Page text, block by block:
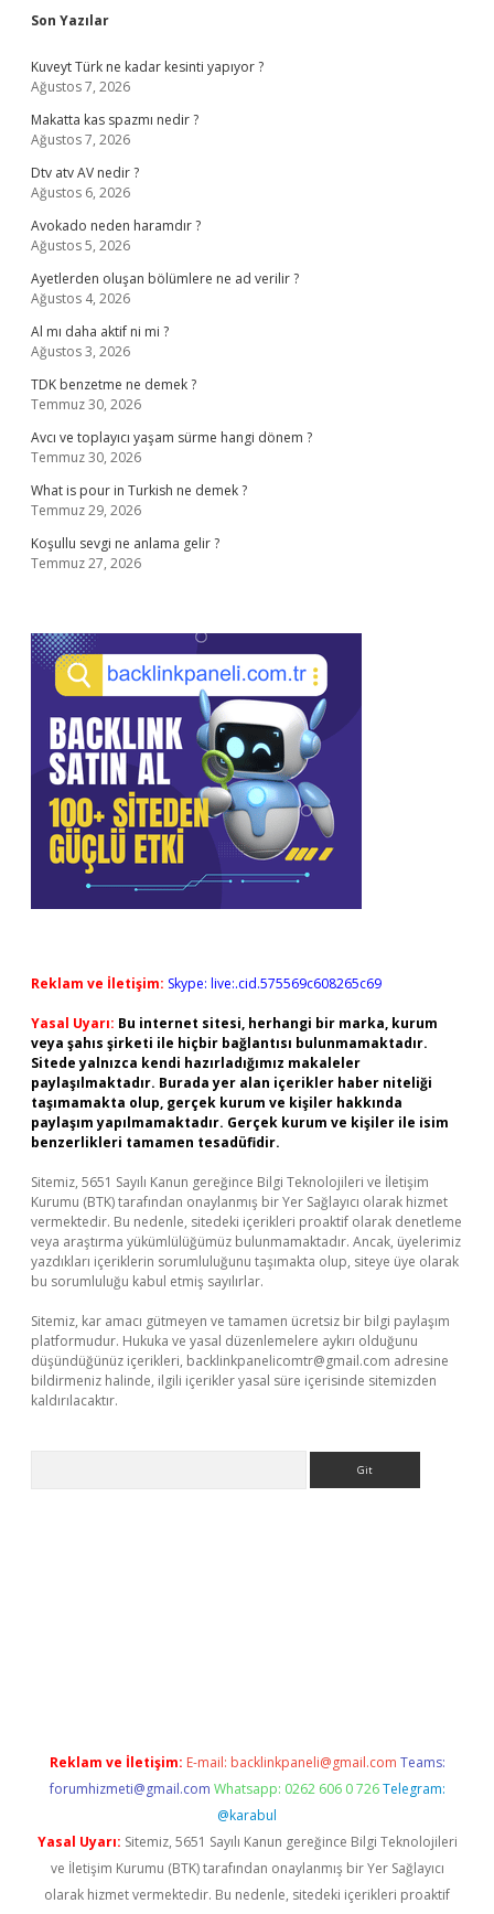
Sidebar
Son Yazılar
Kuveyt Türk ne kadar kesinti yapıyor ?
Ağustos 7, 2026
Makatta kas spazmı nedir ?
Ağustos 7, 2026
Dtv atv AV nedir ?
Ağustos 6, 2026
Avokado neden haramdır ?
Ağustos 5, 2026
Ayetlerden oluşan bölümlere ne ad verilir ?
Ağustos 4, 2026
Al mı daha aktif ni mi ?
Ağustos 3, 2026
TDK benzetme ne demek ?
Temmuz 30, 2026
Avcı ve toplayıcı yaşam sürme hangi dönem ?
Temmuz 30, 2026
What is pour in Turkish ne demek ?
Temmuz 29, 2026
Koşullu sevgi ne anlama gelir ?
Temmuz 27, 2026
Reklam ve İletişim: Skype: live:.cid.575569c608265c69
Yasal Uyarı: Bu internet sitesi, herhangi bir marka, kurum
veya şahıs şirketi ile hiçbir bağlantısı bulunmamaktadır.
Sitede yalnızca kendi hazırladığımız makaleler
paylaşılmaktadır. Burada yer alan içerikler haber niteliği
taşımamakta olup, gerçek kurum ve kişiler hakkında
paylaşım yapılmamaktadır. Gerçek kurum ve kişiler ile isim
benzerlikleri tamamen tesadüfidir.
Sitemiz, 5651 Sayılı Kanun gereğince Bilgi Teknolojileri ve İletişim
Kurumu (BTK) tarafından onaylanmış bir Yer Sağlayıcı olarak hizmet
vermektedir. Bu nedenle, sitedeki içerikleri proaktif olarak denetleme
veya araştırma yükümlülüğümüz bulunmamaktadır. Ancak, üyelerimiz
yazdıkları içeriklerin sorumluluğunu taşımakta olup, siteye üye olarak
bu sorumluluğu kabul etmiş sayılırlar.
Sitemiz, kar amacı gütmeyen ve tamamen ücretsiz bir bilgi paylaşım
platformudur. Hukuka ve yasal düzenlemelere aykırı olduğunu
düşündüğünüz içerikleri, backlinkpanelicomtr@gmail.com adresine
bildirmeniz halinde, ilgili içerikler yasal süre içerisinde sitemizden
kaldırılacaktır.
Reklam ve İletişim: E-mail: backlinkpaneli@gmail.com Teams:
forumhizmeti@gmail.com Whatsapp: 0262 606 0 726 Telegram:
@karabul
Yasal Uyarı: Sitemiz, 5651 Sayılı Kanun gereğince Bilgi Teknolojileri
ve İletişim Kurumu (BTK) tarafından onaylanmış bir Yer Sağlayıcı
olarak hizmet vermektedir. Bu nedenle, sitedeki içerikleri proaktif